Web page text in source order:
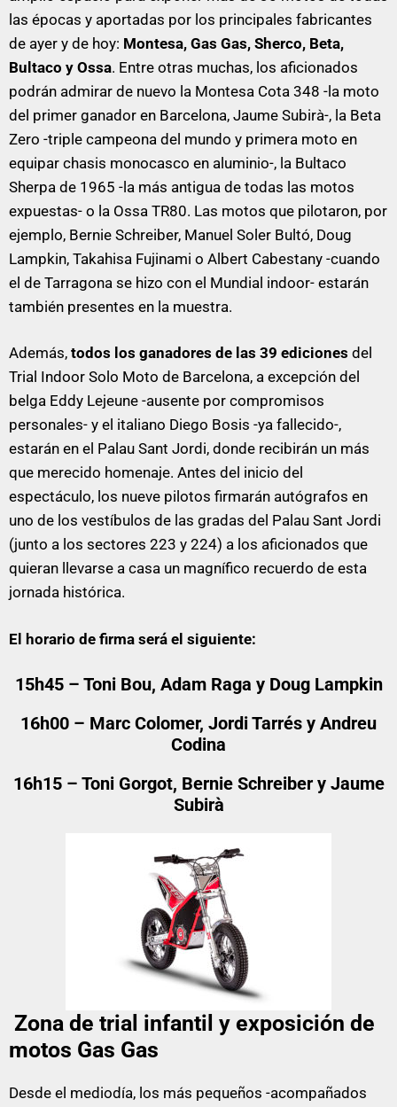
las épocas y aportadas por los principales fabricantes
de ayer y de hoy: Montesa, Gas Gas, Sherco, Beta,
Bultaco y Ossa. Entre otras muchas, los aficionados
podrán admirar de nuevo la Montesa Cota 348 -la moto
del primer ganador en Barcelona, Jaume Subirà-, la Beta
Zero -triple campeona del mundo y primera moto en
equipar chasis monocasco en aluminio-, la Bultaco
Sherpa de 1965 -la más antigua de todas las motos
expuestas- o la Ossa TR80. Las motos que pilotaron, por
ejemplo, Bernie Schreiber, Manuel Soler Bultó, Doug
Lampkin, Takahisa Fujinami o Albert Cabestany -cuando
el de Tarragona se hizo con el Mundial indoor- estarán
también presentes en la muestra.
Además, todos los ganadores de las 39 ediciones del
Trial Indoor Solo Moto de Barcelona, a excepción del
belga Eddy Lejeune -ausente por compromisos
personales- y el italiano Diego Bosis -ya fallecido-,
estarán en el Palau Sant Jordi, donde recibirán un más
que merecido homenaje. Antes del inicio del
espectáculo, los nueve pilotos firmarán autógrafos en
uno de los vestíbulos de las gradas del Palau Sant Jordi
(junto a los sectores 223 y 224) a los aficionados que
quieran llevarse a casa un magnífico recuerdo de esta
jornada histórica.
El horario de firma será el siguiente:
15h45 – Toni Bou, Adam Raga y Doug Lampkin
16h00 – Marc Colomer, Jordi Tarrés y Andreu
Codina
16h15 – Toni Gorgot, Bernie Schreiber y Jaume
Subirà
Zona de trial infantil y exposición de
motos Gas Gas
Desde el mediodía, los más pequeños -acompañados